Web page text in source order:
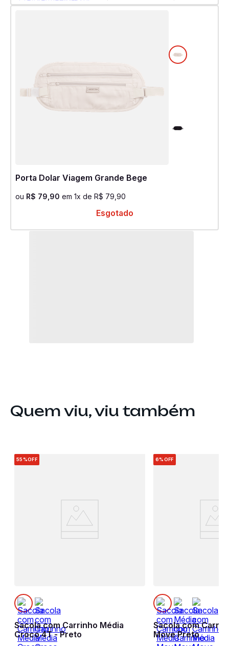
Porta Dolar Viagem Grande Bege
ou R$ 79 90 em 1x de R$ 79 90
Esgotado
Quem viu, viu também
55%OFF
Sacola com Carrinho Média
Croco 4T - Preto
6%OFF
Sacola com
Move Preto